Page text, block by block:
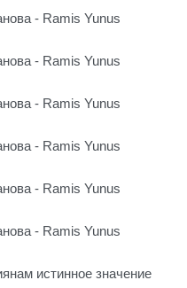
- Ramis Yunus
- Ramis Yunus
- Ramis Yunus
- Ramis Yunus
- Ramis Yunus
- Ramis Yunus
истинное значение